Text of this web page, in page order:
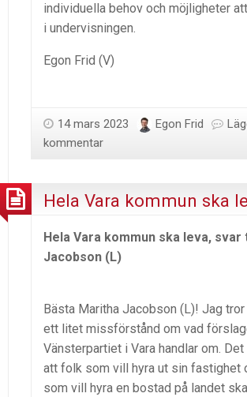
individuella behov och möjligheter
i undervisningen.
Egon Frid (V)
14 mars 2023 Egon Frid
kommentar
Hela Vara kommun ska
Hela Vara kommun ska leva,
Jacobson (L)
Bästa Maritha Jacobson (L)! Jag
ett litet missförstånd om vad
Vänsterpartiet i Vara handlar om. Det
att folk som vill hyra ut sin fastighet
som vill hyra en bostad på landet